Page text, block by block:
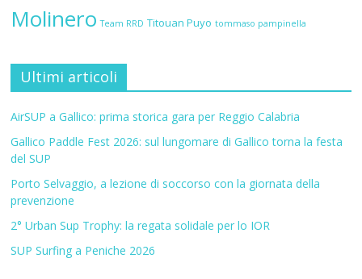
Molinero Team RRD Titouan Puyo tommaso pampinella
Ultimi articoli
AirSUP a Gallico: prima storica gara per Reggio Calabria
Gallico Paddle Fest 2026: sul lungomare di Gallico torna la festa
del SUP
Porto Selvaggio, a lezione di soccorso con la giornata della
prevenzione
2° Urban Sup Trophy: la regata solidale per lo IOR
SUP Surfing a Peniche 2026